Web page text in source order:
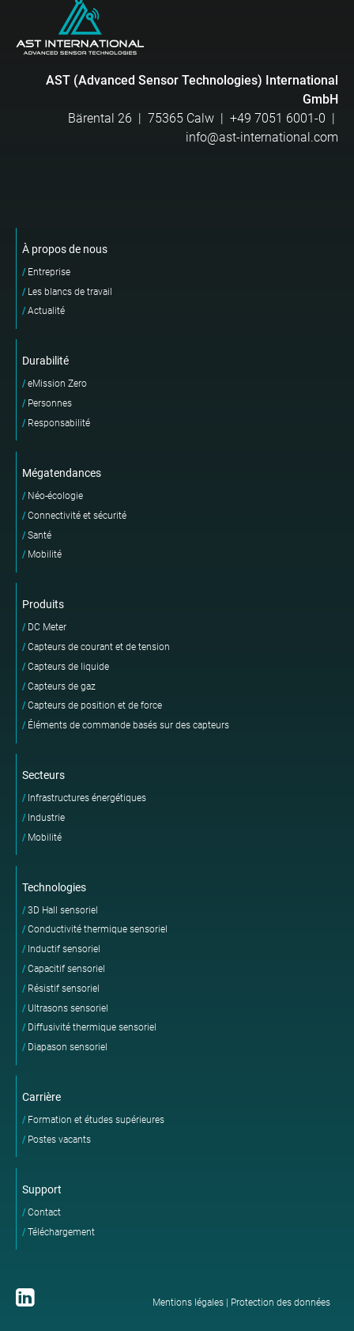
AST (Advanced Sensor Technologies) International
GmbH
Bärental 26 | 75365 Calw | +49 7051 6001-0
info@ast-international.com
À propos de nous
Entreprise
Les blancs de travail
Actualité
Durabilité
eMission Zero
Personnes
Responsabilité
Mégatendances
Néo-écologie
Connectivité et sécurité
Santé
Mobilité
Produits
DC Meter
Capteurs de courant et de tension
Capteurs de liquide
Capteurs de gaz
Capteurs de position et de force
Éléments de commande basés sur des capteurs
Secteurs
Infrastructures énergétiques
Industrie
Mobilité
Technologies
3D Hall sensoriel
Conductivité thermique sensoriel
Inductif sensoriel
Capacitif sensoriel
Résistif sensoriel
Ultrasons sensoriel
Diffusivité thermique sensoriel
Diapason sensoriel
Carrière
Formation et études supérieures
Postes vacants
Support
Contact
Téléchargement
Mentions légales Protection des données